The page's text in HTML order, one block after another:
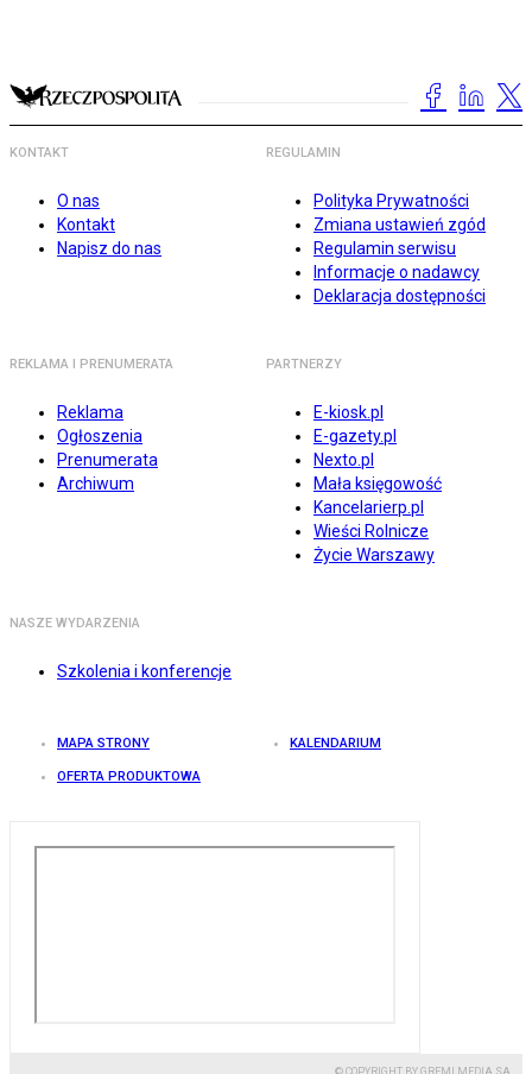
KONTAKT
O nas
Kontakt
Napisz do nas
REGULAMIN
Polityka Prywatności
Zmiana ustawień zgód
Regulamin serwisu
Informacje o nadawcy
Deklaracja dostępności
REKLAMA I PRENUMERATA
Reklama
Ogłoszenia
Prenumerata
Archiwum
PARTNERZY
E-kiosk.pl
E-gazety.pl
Nexto.pl
Mała księgowość
Kancelarierp.pl
Wieści Rolnicze
Życie Warszawy
NASZE WYDARZENIA
Szkolenia i konferencje
MAPA STRONY KALENDARIUM
OFERTA PRODUKTOWA